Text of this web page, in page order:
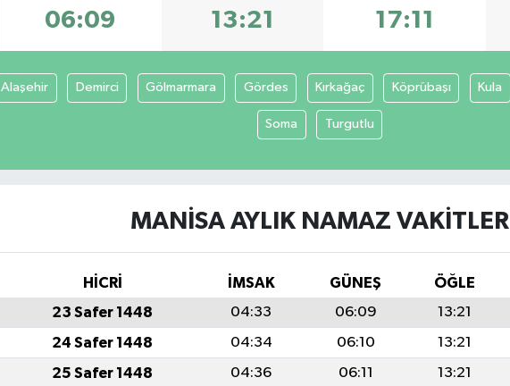
06:09 13:21 17:11
Alaşehir Demirci Gölmarmara Gördes Kırkağaç Köprübaşı Kula
Soma Turgutlu
MANISA AYLIK NAMAZ VAKITLERI
HİCRİ İMSAK GÜNEŞ ÖĞLE
23 Safer 1448 04:33 06:09 13:21
24 Safer 1448 04:34 06:10 13:21
25 Safer 1448 04:36 06:11 13:21